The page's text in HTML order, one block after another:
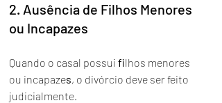
2. Ausência de Filhos Menores
ou Incapazes
Quando o casal possui filhos menores
ou incapazes, o divórcio deve ser feito
judicialmente.